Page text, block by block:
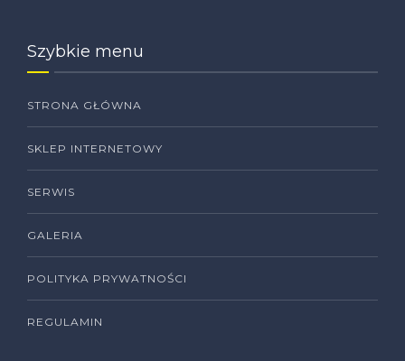
Szybkie menu
STRONA GŁÓWNA
SKLEP INTERNETOWY
SERWIS
GALERIA
POLITYKA PRYWATNOŚCI
REGULAMIN